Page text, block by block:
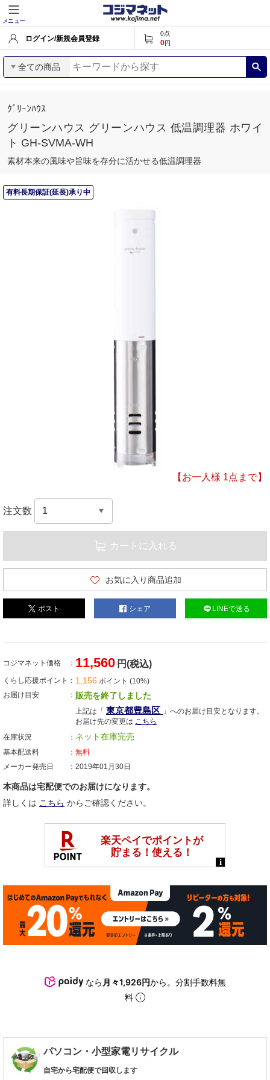
メニュー
ログイン/新規会員登録
0点
0円
全ての商品
ｸﾞﾘｰﾝﾊｳｽ
グリーンハウス グリーンハウス 低温調理器 ホワイ
ト GH-SVMA-WH
素材本来の風味や旨味を存分に活かせる低温調理器
有料長期保証(延長)承り中
【お一人様 1点まで】
注文数
カートに入れる
お気に入り商品追加
ポスト シェア LINEで送る
コジマネット価格 11,560 円(税込)
くらし応援ポイント 1,156 ポイント (10%)
お届け目安
販売を終了しました
上記は「 東京都豊島区 」へのお届け目安となります。
お届け先の変更は こちら
在庫状況
ネット在庫完売
基本配送料
無料
メーカー発売日
2019年01月30日
本商品は宅配便でのお届けになります。
詳しくは こちら からご確認ください。
なら 月々1,926円から。分割手数料無
料
パソコン・小型家電リサイクル
自宅から宅配便で回収します